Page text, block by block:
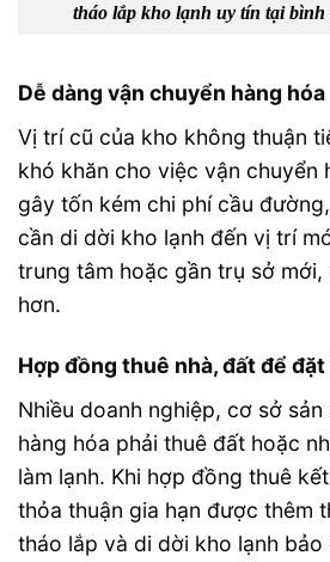
tháo lắp kho lạnh uy tín tại bình
Dễ dàng vận chuyển hàng hóa
Vị trí cũ của kho không thuận
khó khăn cho việc vận chuyển
gây tốn kém chi phí cầu
cần di dời kho lạnh đến vị trí
trung tâm hoặc gần trụ sở mới,
hơn.
Hợp đồng thuê nhà, đất để
Nhiều doanh nghiệp, cơ sở
hàng hóa phải thuê đất hoặc
làm lạnh. Khi hợp đồng thuê
thỏa thuận gia hạn được thêm
tháo lắp và di dời kho lạnh